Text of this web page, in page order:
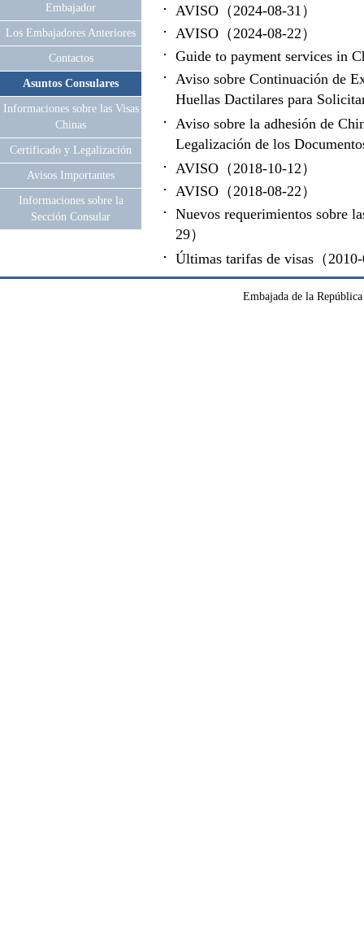
Embajador
Los Embajadores Anteriores
Contactos
Asuntos Consulares
Informaciones sobre las Visas
Chinas
Certificado y Legalización
Avisos Importantes
Informaciones sobre la
Sección Consular
AVISO（2024-08-31）
AVISO（2024-08-22）
Guide to payment services in
Aviso sobre Continuación de
Huellas Dactilares para
Aviso sobre la adhesión de
Legalización de los
AVISO（2018-10-12）
AVISO（2018-08-22）
Nuevos requerimientos sobre
29）
Últimas tarifas de visas（
Embajada de la